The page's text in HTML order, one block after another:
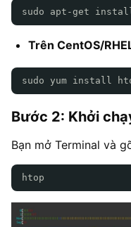
sudo apt-get
Trên CentOS/
sudo yum install
Bước 2: Khởi
Bạn mở Terminal và
htop